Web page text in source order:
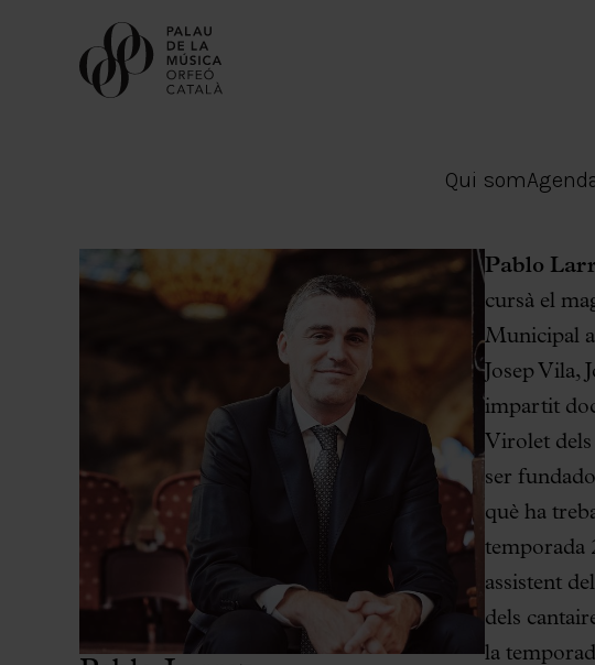
Orfeó Català
Qui som
Pablo
cursà el
Municipal
Josep
impartit
Virolet
ser
què ha
temporada
assistent
dels
la